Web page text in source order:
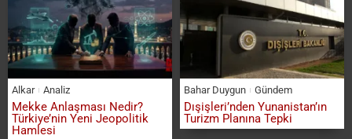
Alkar Analiz
Mekke Anlaşması Nedir?
Türkiye’nin Yeni Jeopolitik
Hamlesi
Bahar Duygun Gündem
Dışişleri’nden Yunanistan’ın
Turizm Planına Tepki